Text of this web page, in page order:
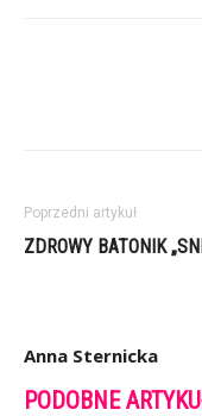
Poprzedni artykuł
ZDROWY BATONIK
Anna Sternicka
PODOBNE